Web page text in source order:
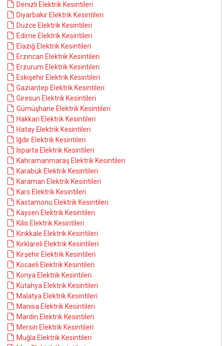
Denizli Elektrik Kesintileri
Diyarbakır Elektrik Kesintileri
Düzce Elektrik Kesintileri
Edirne Elektrik Kesintileri
Elazığ Elektrik Kesintileri
Erzincan Elektrik Kesintileri
Erzurum Elektrik Kesintileri
Eskişehir Elektrik Kesintileri
Gaziantep Elektrik Kesintileri
Giresun Elektrik Kesintileri
Gümüşhane Elektrik Kesintileri
Hakkari Elektrik Kesintileri
Hatay Elektrik Kesintileri
Iğdır Elektrik Kesintileri
Isparta Elektrik Kesintileri
Kahramanmaraş Elektrik Kesintileri
Karabük Elektrik Kesintileri
Karaman Elektrik Kesintileri
Kars Elektrik Kesintileri
Kastamonu Elektrik Kesintileri
Kayseri Elektrik Kesintileri
Kilis Elektrik Kesintileri
Kırıkkale Elektrik Kesintileri
Kırklareli Elektrik Kesintileri
Kırşehir Elektrik Kesintileri
Kocaeli Elektrik Kesintileri
Konya Elektrik Kesintileri
Kütahya Elektrik Kesintileri
Malatya Elektrik Kesintileri
Manisa Elektrik Kesintileri
Mardin Elektrik Kesintileri
Mersin Elektrik Kesintileri
Muğla Elektrik Kesintileri